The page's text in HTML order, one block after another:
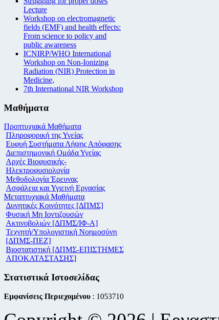
Lecture
Workshop on electromagnetic
fields (EMF) and health effects:
From science to policy and
public awareness
ICNIRP/WHO International
Workshop on Non-Ionizing
Radiation (NIR) Protection in
Medicine,
7th International NIR Workshop
Μαθήματα
Προπτυχιακά Μαθήματα
Πληροφορική της Υγείας
Ευφυή Συστήματα Λήψης Απόφασης
Διεπιστημονική Ομάδα Υγείας
Αρχές Βιοφυσικής-
Ηλεκτροφυσιολογία
Μεθοδολογία Έρευνας
Ασφάλεια και Υγιεινή Εργασίας
Μεταπτυχιακά Μαθήματα
Δυνητικές Κοινότητες [ΔΠΜΣ]
Φυσική Μη Ιοντιζουσών
Ακτινοβολιών [ΔΠΜΣ/ΙΦ-Α]
Τεχνητή/Υπολογιστική Νοημοσύνη
[ΔΠΜΣ-ΠΕΖ]
Βιοστατιστική [ΔΠΜΣ-ΕΠΙΣΤΗΜΕΣ
ΑΠΟΚΑΤΑΣΤΑΣΗΣ]
Στατιστικά Ιστοσελίδας
Εμφανίσεις Περιεχομένου : 1053710